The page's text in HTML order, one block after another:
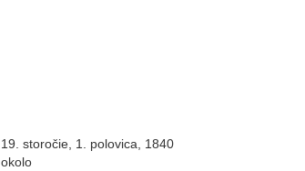
19. storočie, 1. polovica, 1840
okolo